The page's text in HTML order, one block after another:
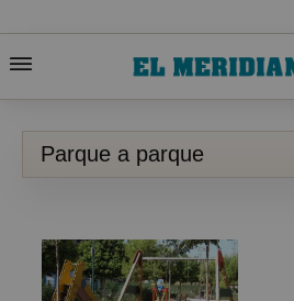
Parque a parque